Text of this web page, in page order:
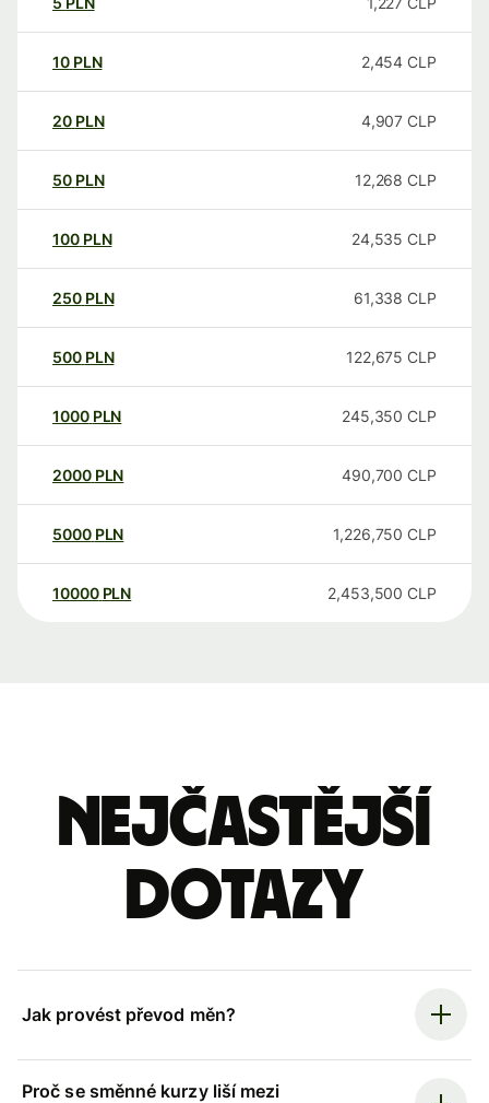
10 PLN 2,454 CLP
20 PLN 4,907 CLP
50 PLN 12,268 CLP
100 PLN 24,535 CLP
250 PLN 61,338 CLP
500 PLN 122,675 CLP
1000 PLN 245,350 CLP
2000 PLN 490,700 CLP
5000 PLN 1,226,750 CLP
10000 PLN 2,453,500 CLP
Nejčastější
dotazy
Jak provést převod měn?
Proč se směnné kurzy liší mezi